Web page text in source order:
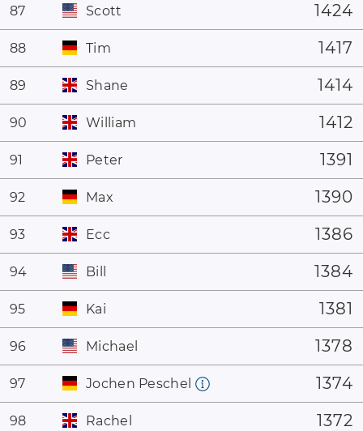
87 Scott 1424
88 Tim 1417
89 Shane 1414
90 William 1412
91 Peter 1391
92 Max 1390
93 Ecc 1386
94 Bill 1384
95 Kai 1381
96 Michael 1378
97 Jochen Peschel 1374
98 Rachel 1372